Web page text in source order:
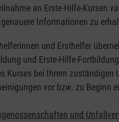
an Erste-Hilfe-Kursen
Informationen zu
und Ersthelfer
und Erste-Hilfe-
Kurses bei Ihrem
vor bzw. zu Beginn
und